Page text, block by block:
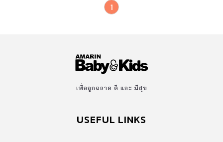
1
เพื่อลูกฉลาด ดี และ มีสุข
USEFUL LINKS